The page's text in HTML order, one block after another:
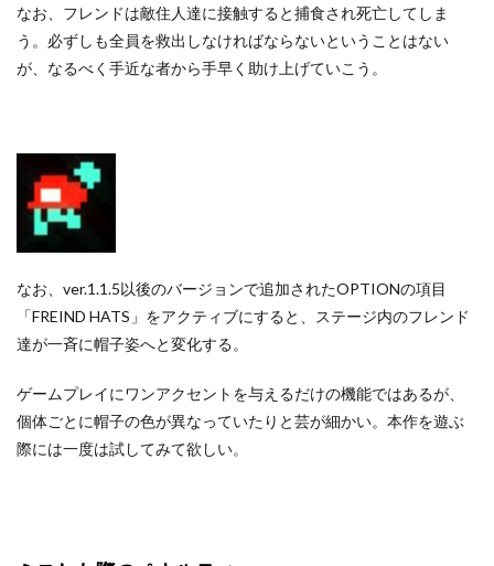
なお、フレンドは敵住人達に接触すると捕食され死亡してしま
う。必ずしも全員を救出しなければならないということはない
が、なるべく手近な者から手早く助け上げていこう。
なお、ver.1.1.5以後のバージョンで追加されたOPTIONの項目
「FREIND HATS」をアクティブにすると、ステージ内のフレンド
達が一斉に帽子姿へと変化する。
ゲームプレイにワンアクセントを与えるだけの機能ではあるが、
個体ごとに帽子の色が異なっていたりと芸が細かい。本作を遊ぶ
際には一度は試してみて欲しい。